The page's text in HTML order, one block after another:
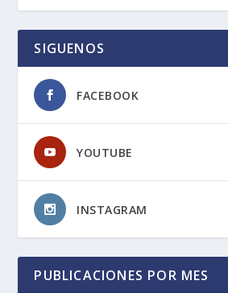
SIGUENOS
FACEBOOK
YOUTUBE
INSTAGRAM
PUBLICACIONES POR MES